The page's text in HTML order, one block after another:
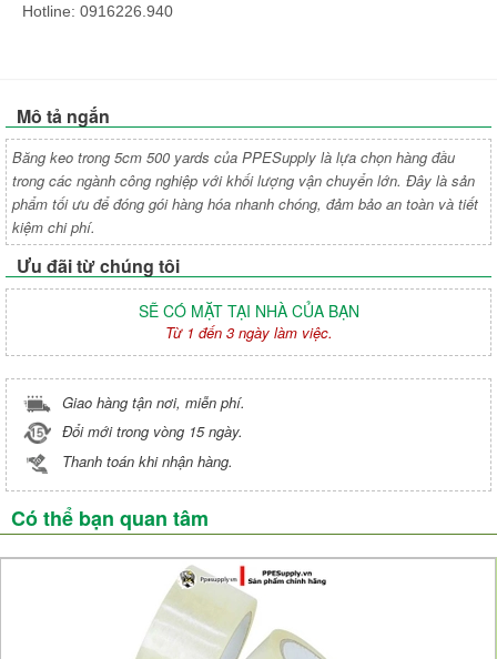
Hotline: 0916226.940
Mô tả ngắn
Băng keo trong 5cm 500 yards của PPESupply là lựa chọn hàng đầu
trong các ngành công nghiệp với khối lượng vận chuyển lớn. Đây là sản
phẩm tối ưu để đóng gói hàng hóa nhanh chóng, đảm bảo an toàn và tiết
kiệm chi phí.
Ưu đãi từ chúng tôi
SẼ CÓ MẶT TẠI NHÀ CỦA BẠN
Từ 1 đến 3 ngày làm việc.
Giao hàng tận nơi, miễn phí.
Đổi mới trong vòng 15 ngày.
Thanh toán khi nhận hàng.
Có thể bạn quan tâm